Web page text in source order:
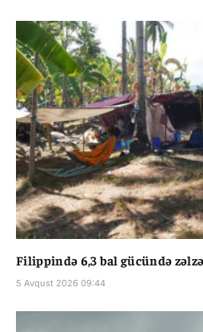
Filippində 6,3 bal gücündə
5 Avqust 2026 09:44